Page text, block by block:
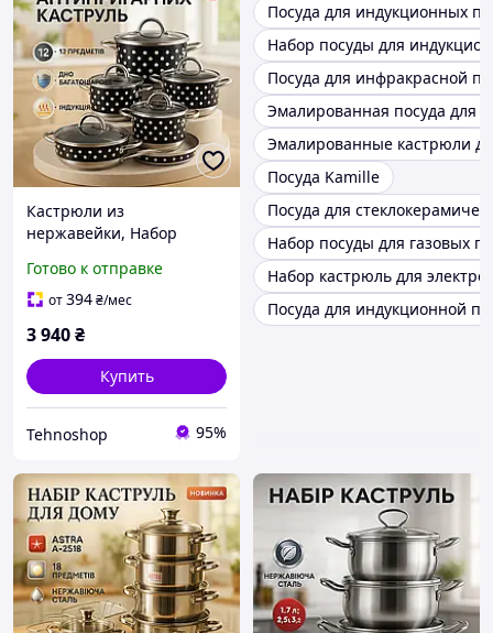
Кастрюли из
нержавейки, Набор
электрических плит,
Набор кастрюль с
81
Готово к отправке
от394₴/мес
3 940₴
Купить
Tehnoshop 95%
Посуда для индукционных
Набор посуды для
Посуда для инфракрасной
Эмалированная посуда для
Эмалированные кастрюли
Посуда Kamille
Посуда для
Набор посуды для газовых
Набор кастрюль для
Посуда для индукционной